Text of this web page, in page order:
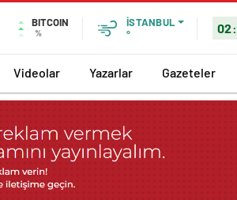
BITCOIN
%
İSTANBUL
°
Videolar Yazarlar Gazeteler